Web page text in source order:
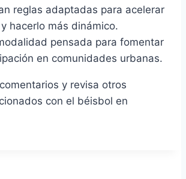
reglas adaptadas para acelerar
hacerlo más dinámico.
pensada para fomentar
en comunidades urbanas.
y revisa otros
con el béisbol en